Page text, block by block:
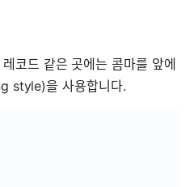
코드 같은 곳에는 콤마를 앞에
style)을 사용합니다.